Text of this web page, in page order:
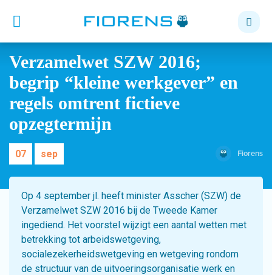
Verzamelwet SZW 2016;
begrip “kleine werkgever” en
regels omtrent fictieve
opzegtermijn
07 sep Fiorens
Op 4 september jl. heeft minister Asscher (SZW) de
Verzamelwet SZW 2016 bij de Tweede Kamer
ingediend. Het voorstel wijzigt een aantal wetten met
betrekking tot arbeidswetgeving,
socialezekerheidswetgeving en wetgeving rondom
de structuur van de uitvoeringsorganisatie werk en